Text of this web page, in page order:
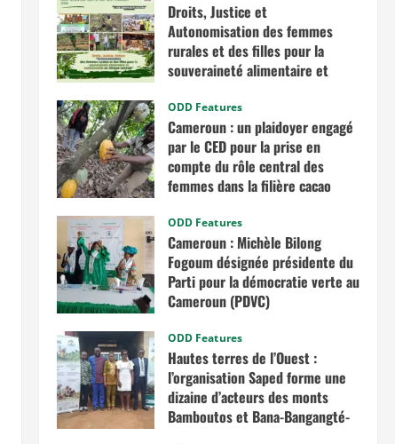
Droits, Justice et
Autonomisation des femmes
rurales et des filles pour la
souveraineté alimentaire et
centrale
mars 7, 2026
ODD Features
Cameroun : un plaidoyer engagé
par le CED pour la prise en
compte du rôle central des
femmes dans la filière cacao
ODD Features
Cameroun : Michèle Bilong
Fogoum désignée présidente du
Parti pour la démocratie verte au
Cameroun (PDVC)
ODD Features
Hautes terres de l’Ouest :
l’organisation Saped forme une
dizaine d’acteurs des monts
Bamboutos et Bana-Bangangté-